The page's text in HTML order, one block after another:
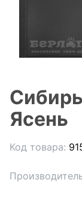
Ясень
Код товара: